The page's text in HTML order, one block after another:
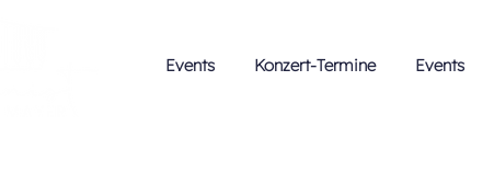
Events Konzert-Termine Events